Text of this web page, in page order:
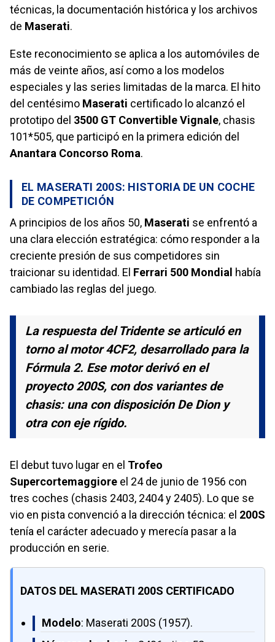
técnicas, la documentación histórica y los archivos
de Maserati.
Este reconocimiento se aplica a los automóviles de
más de veinte años, así como a los modelos
especiales y las series limitadas de la marca. El hito
del centésimo Maserati certificado lo alcanzó el
prototipo del 3500 GT Convertible Vignale, chasis
101*505, que participó en la primera edición del
Anantara Concorso Roma.
EL MASERATI 200S: HISTORIA DE UN COCHE
DE COMPETICIÓN
A principios de los años 50, Maserati se enfrentó a
una clara elección estratégica: cómo responder a la
creciente presión de sus competidores sin
traicionar su identidad. El Ferrari 500 Mondial había
cambiado las reglas del juego.
La respuesta del Tridente se articuló en
torno al motor 4CF2, desarrollado para la
Fórmula 2. Ese motor derivó en el
proyecto 200S, con dos variantes de
chasis: una con disposición De Dion y
otra con eje rígido.
El debut tuvo lugar en el Trofeo
Supercortemaggiore el 24 de junio de 1956 con
tres coches (chasis 2403, 2404 y 2405). Lo que se
vio en pista convenció a la dirección técnica: el 200S
tenía el carácter adecuado y merecía pasar a la
producción en serie.
DATOS DEL MASERATI 200S CERTIFICADO
Modelo: Maserati 200S (1957).